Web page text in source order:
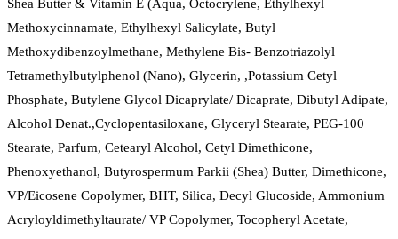
Shea Butter & Vitamin E (Αqua, Octocrylene, Ethylhexyl
Methoxycinnamate, Ethylhexyl Salicylate, Butyl
Methoxydibenzoylmethane, Methylene Bis- Benzotriazolyl
Tetramethylbutylphenol (Nano), Glycerin, ,Potassium Cetyl
Phosphate, Butylene Glycol Dicaprylate/ Dicaprate, Dibutyl Adipate,
Alcohol Denat.,Cyclopentasiloxane, Glyceryl Stearate, PEG-100
Stearate, Parfum, Cetearyl Alcohol, Cetyl Dimethicone,
Phenoxyethanol, Butyrospermum Parkii (Shea) Butter, Dimethicone,
VP/Eicosene Copolymer, BHT, Silica, Decyl Glucoside, Ammonium
Acryloyldimethyltaurate/ VP Copolymer, Tocopheryl Acetate,